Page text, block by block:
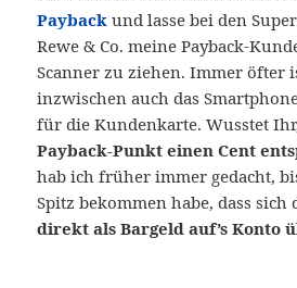
Payback und lasse bei den
Rewe & Co. meine Payback-
Scanner zu ziehen. Immer öfter
inzwischen auch das
für die Kundenkarte. Wusstet
Payback-Punkt einen Cent
hab ich früher immer gedacht,
Spitz bekommen habe, dass sich
direkt als Bargeld auf’s Konto